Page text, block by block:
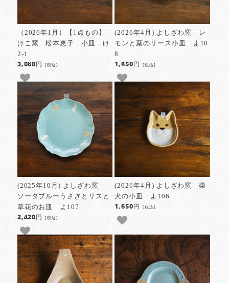
（2026年1月）【1点もの】
けこ窯 松本恵子 小皿 け
2-1
3,080円[税込]
(2026年4月) よしざわ窯 レ
モンと葉のリース小皿 よ10
8
1,650円 [税込]
(2025年10月) よしざわ窯
ソーダブルーうさぎとリスと
草花のお皿 よ107
2,420円[税込]
(2026年4月) よしざわ窯 柴
犬の小皿 よ106
1,650円 [税込]